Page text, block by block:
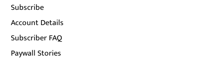
Subscribe
Account Details
Subscriber FAQ
Paywall Stories